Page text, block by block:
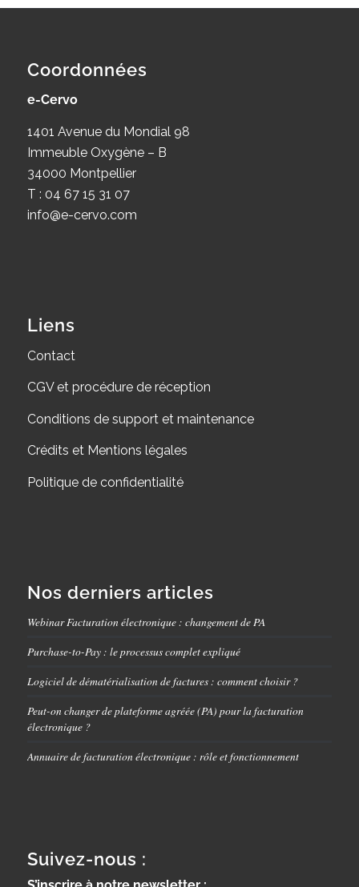
Coordonnées
e-Cervo
1401 Avenue du Mondial 98
Immeuble Oxygène – B
34000 Montpellier
T : 04 67 15 31 07
info@e-cervo.com
Liens
Contact
CGV et procédure de réception
Conditions de support et maintenance
Crédits et Mentions légales
Politique de confidentialité
Nos derniers articles
Webinar Facturation électronique : changement de PA
Purchase-to-Pay : le processus complet expliqué
Logiciel de dématérialisation de factures : comment choisir ?
Peut-on changer de plateforme agréée (PA) pour la facturation
électronique ?
Annuaire de facturation électronique : rôle et fonctionnement
Suivez-nous :